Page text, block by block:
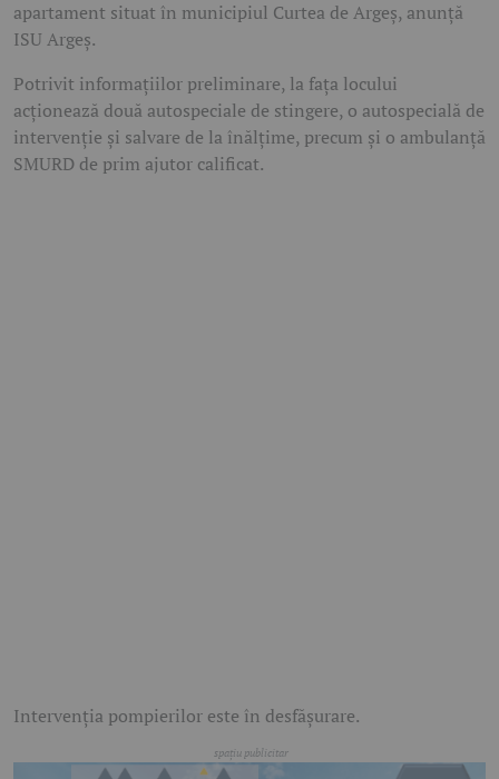
apartament situat în municipiul Curtea de Argeș, anunță
ISU Argeș.
Potrivit informațiilor preliminare, la fața locului
acționează două autospeciale de stingere, o autospecială de
intervenție și salvare de la înălțime, precum și o ambulanță
SMURD de prim ajutor calificat.
Intervenția pompierilor este în desfășurare.